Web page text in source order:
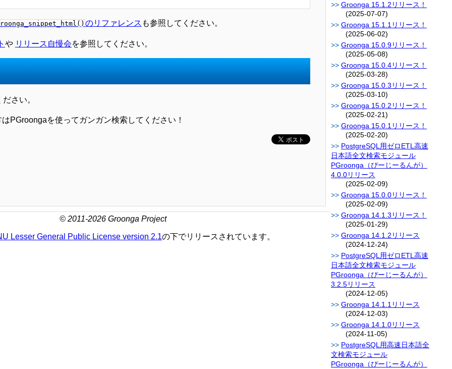
のリファレンス も参照してください。
や リリース自慢会を参照してください。
さい。
PGroongaを使ってガンガン検索してください！
Groonga 15.1.2リリース！
(2025-07-07)
Groonga 15.1.1リリース！
(2025-06-02)
Groonga 15.0.9リリース！
(2025-05-08)
Groonga 15.0.4リリース！
(2025-03-28)
Groonga 15.0.3リリース！
(2025-03-10)
Groonga 15.0.2リリース！
(2025-02-21)
Groonga 15.0.1リリース！
(2025-02-20)
PostgreSQL用ゼロETL高速
日本語全文検索モジュール
PGroonga（ぴーじーるんが）
4.0.0リリース
(2025-02-09)
Groonga 15.0.0リリース！
(2025-02-09)
Groonga 14.1.3リリース！
(2025-01-29)
Groonga 14.1.2リリース
(2024-12-24)
PostgreSQL用ゼロETL高速
日本語全文検索モジュール
PGroonga（ぴーじーるんが）
3.2.5リリース
(2024-12-05)
Groonga 14.1.1リリース
(2024-12-03)
Groonga 14.1.0リリース
(2024-11-05)
PostgreSQL用高速日本語全
文検索モジュール
PGroonga（ぴーじーるんが）
© 2011-2026 Groonga Project
Lesser General Public License version 2.1の下でリリースされています。